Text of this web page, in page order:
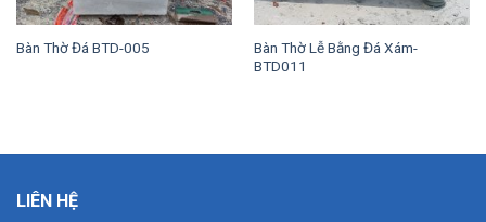
Bàn Thờ Đá BTD-005
Bàn Thờ Lễ Bằng Đá Xám-
BTD011
LIÊN HỆ